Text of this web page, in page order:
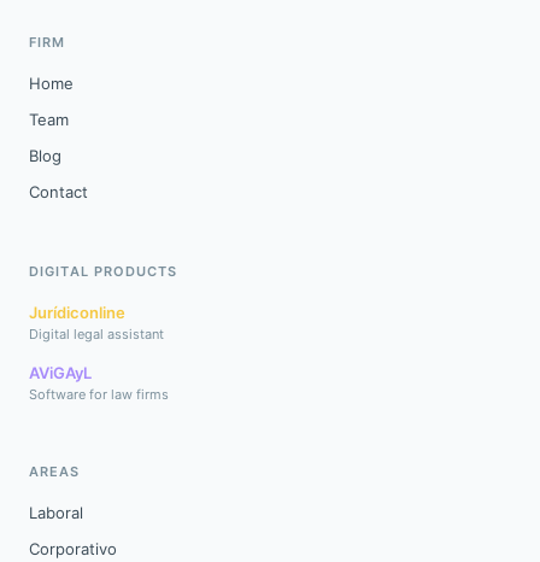
FIRM
Home
Team
Blog
Contact
DIGITAL PRODUCTS
Jurídiconline
Digital legal assistant
AViGAyL
Software for law firms
AREAS
Laboral
Corporativo